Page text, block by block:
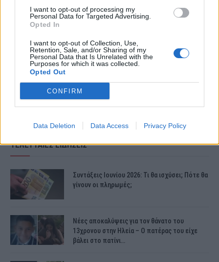
I want to opt-out of processing my
Personal Data for Targeted Advertising.
Opted In
I want to opt-out of Collection, Use,
Retention, Sale, and/or Sharing of my
Personal Data that Is Unrelated with the
Purposes for which it was collected.
Opted Out
CONFIRM
Data Deletion Data Access Privacy Policy
κατεβαίνοντας στον χώρο του
υπογείου, για άγνωστη αιτία έχασε
την ισορροπία του και έπεσε από
σκάλα.
ΤΕΛΕΥΤΑΙΕΣ ΕΙΔΗΣΕΙΣ
Συντάξεις Ιουνίου 2026: Τι θα ισχύσει; Πότε θα
γίνουν οι πληρωμές;
Νέες αποκαλύψεις για τον θάνατο του
13χρονου στην Ηλεία – Ο πατέρας του είχε
βάλει στο πατίνι…